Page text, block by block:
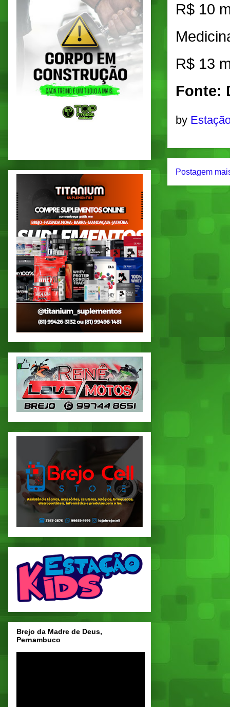
R$ 10
R$ 13
Fonte:
by
Postagem
Brejo da Madre de Deus,
Pernambuco